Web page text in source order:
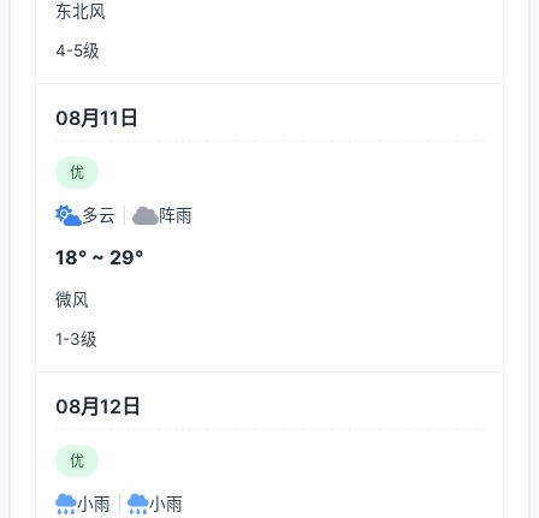
东北风
4-5级
08月11日
优
多云 阵雨
18° ~ 29°
微风
1-3级
08月12日
优
小雨 小雨